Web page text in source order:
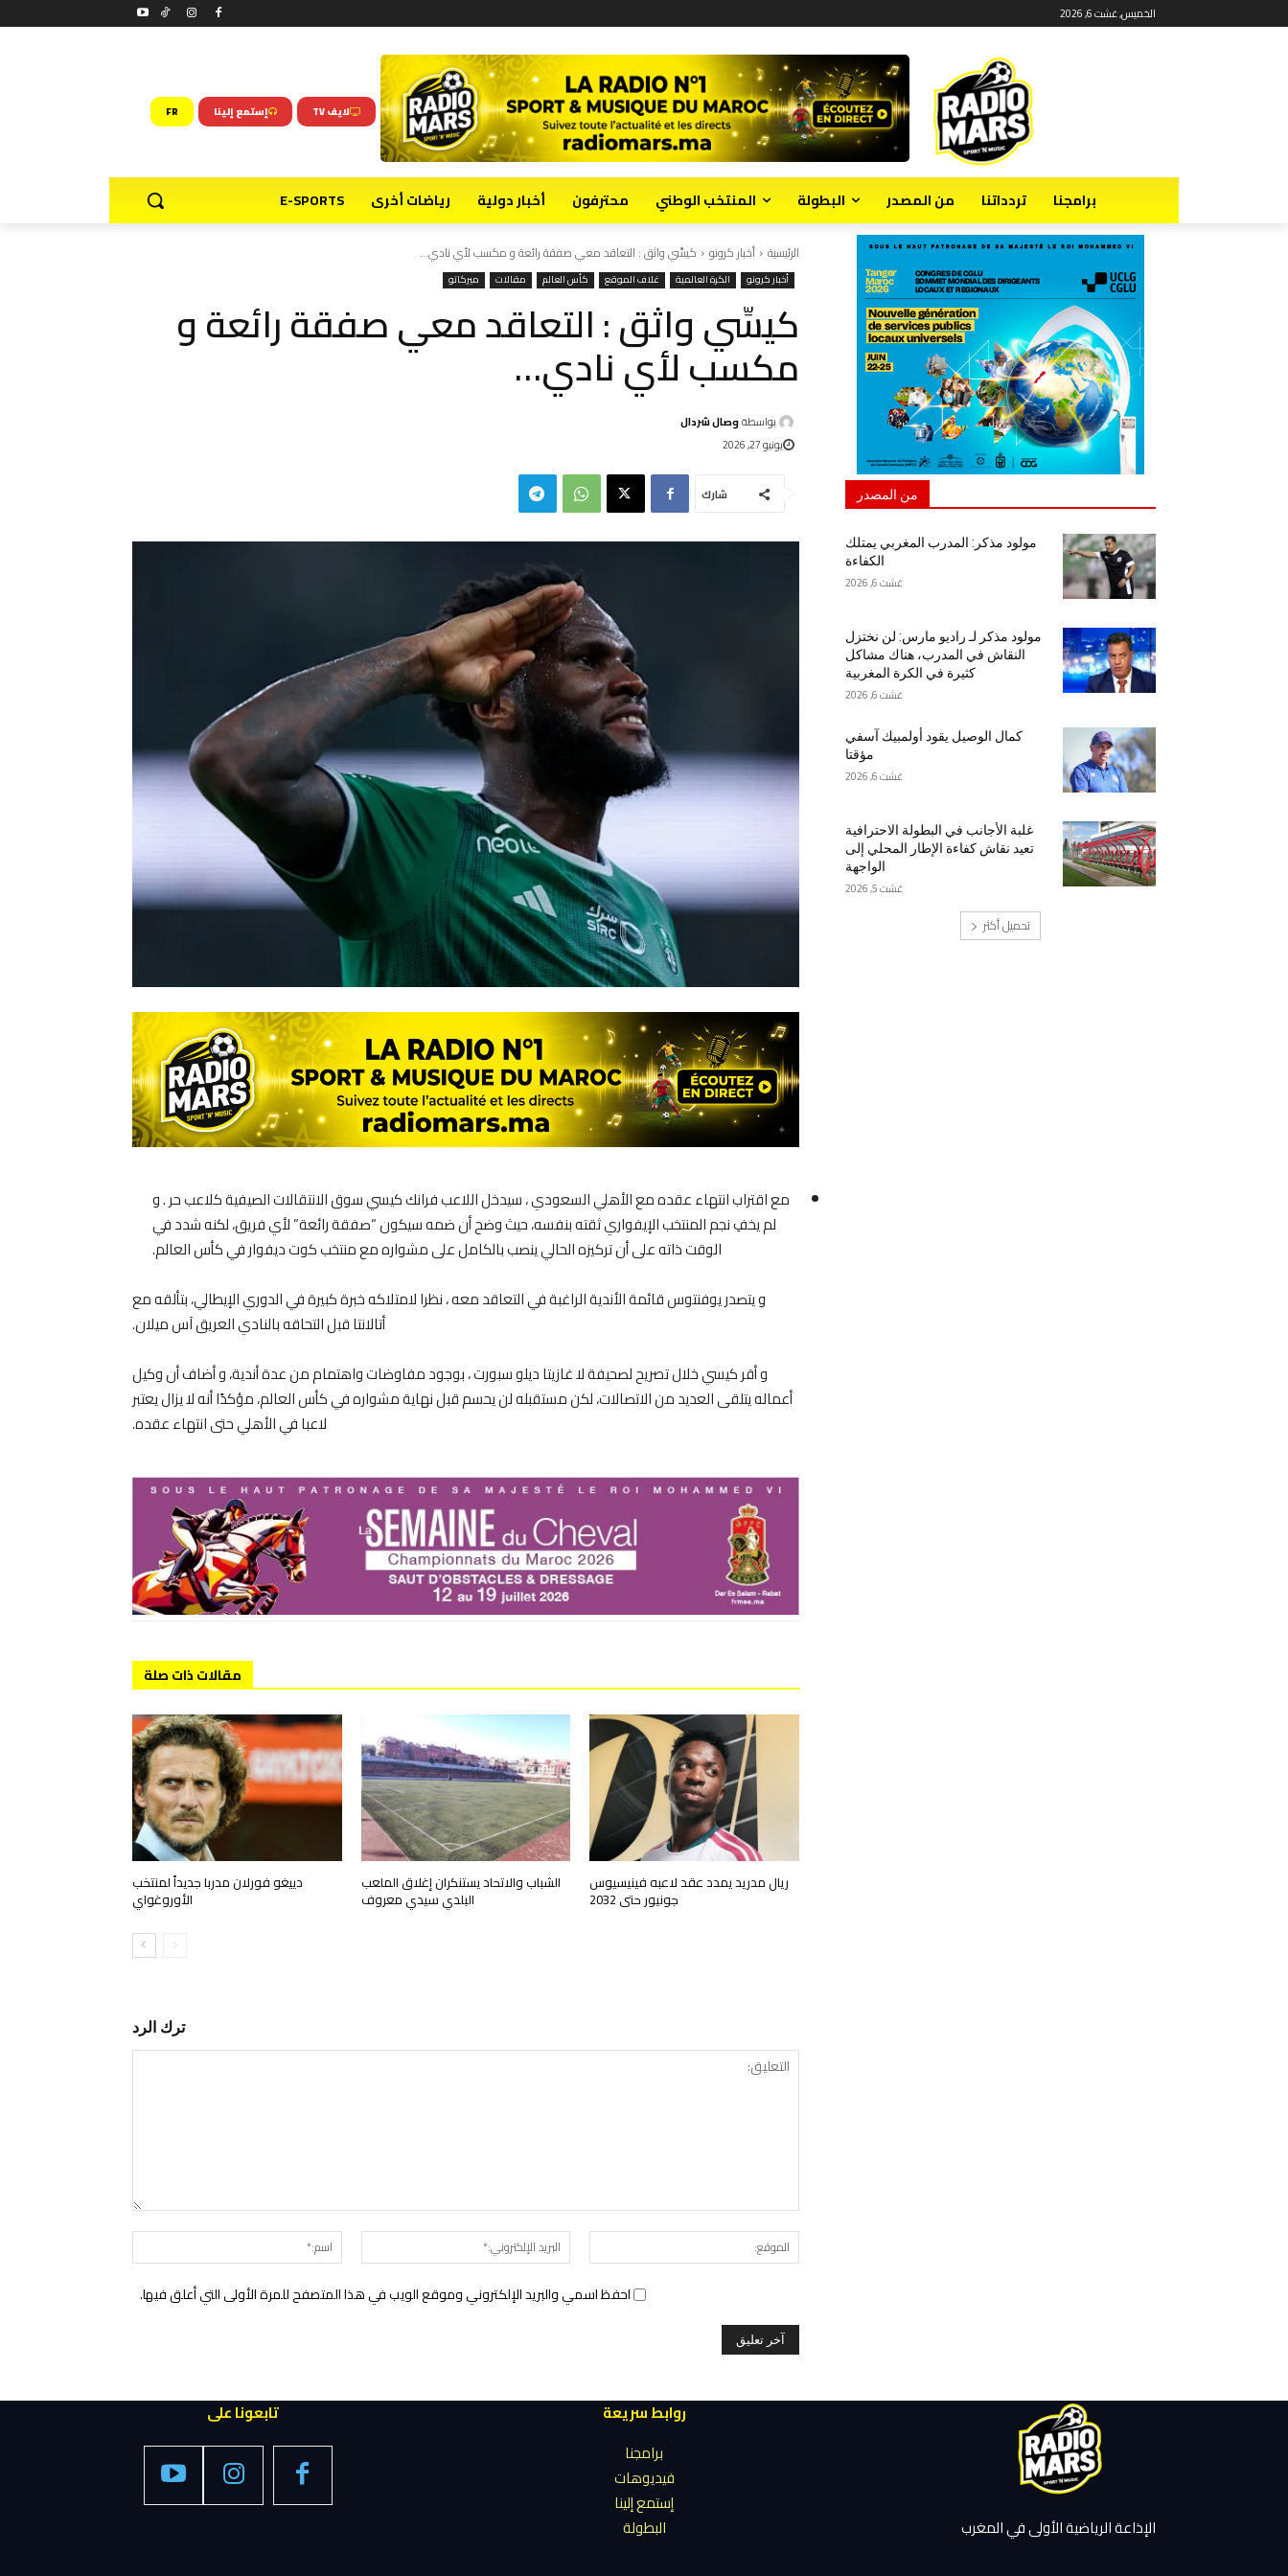
الخميس, غشت 6, 2026
لايف TV إستمع إلينا FR
برامجنا تردداتنا من المصدر البطولة المنتخب الوطني محترفون أخبار دولية رياضات أخرى E-SPORTS
الرئيسية أخبار كرونو كيسِّي واثق : التعاقد معي صفقة رائعة و مكسب لأي نادي…
أخبار كرونو الكرة العالمية غلاف الموقع كأس العالم مقالات ميركاتو
كيسِّي واثق : التعاقد معي صفقة رائعة و
مكسب لأي نادي…
بواسطةوصال شردال
يونيو 27, 2026
شارك
مع اقتراب انتهاء عقده مع الأهلي السعودي ، سيدخل اللاعب فرانك كيسي سوق الانتقالات الصيفية كلاعب حر . و
لم يخفِ نجم المنتخب الإيفواري ثقته بنفسه، حيث وضح أن ضمه سيكون “صفقة رائعة” لأي فريق، لكنه شدد في
الوقت ذاته على أن تركيزه الحالي ينصب بالكامل على مشواره مع منتخب كوت ديفوار في كأس العالم.
و يتصدر يوفنتوس قائمة الأندية الراغبة في التعاقد معه ، نظرا لامتلاكه خبرة كبيرة في الدوري الإيطالي، بتألقه مع
أتالانتا قبل التحاقه بالنادي العريق آس ميلان.
و أقر كيسي خلال تصريح لصحيفة لاغازيتاديلوسبورت ، بوجود مفاوضات واهتمام من عدة أندية، و أضاف أن وكيل
أعماله يتلقى العديد من الاتصالات، لكن مستقبله لن يحسم قبل نهاية مشواره في كأس العالم، مؤكدًا أنه لا يزال يعتبر
لاعبا في الأهلي حتى انتهاء عقده.
مقالات ذات صلة
ريال مدريد يمدد عقد لاعبه فينيسيوس
جونيور حتى 2032
الشباب والاتحاد يستنكران إغلاق الملعب
البلدي سيدي معروف
دييغو فورلان مدربا جديداً لمنتخب
الأوروغواي
ترك الرد
التعليق:
اسم:*
البريد
الإلكتروني:*
الموقع:
احفظ اسمي والبريد الإلكتروني وموقع الويب في هذا المتصفح للمرة الأولى التي أعلق فيها.
من المصدر
مولود مذكر: المدرب المغربي يمتلك
الكفاءة
غشت 6, 2026
مولود مذكر لـ راديو مارس: لن نختزل
النقاش في المدرب، هناك مشاكل
كثيرة في الكرة المغربية
غشت 6, 2026
كمال الوصيل يقود أولمبيك آسفي
مؤقتا
غشت 6, 2026
غلبة الأجانب في البطولة الاحترافية
تعيد نقاش كفاءة الإطار المحلي إلى
الواجهة
غشت 5, 2026
تحميل أكثر
تابعونا على
روابط سريعة
برامجنا
فيديوهات
إستمع إلينا
البطولة
الإذاعة الرياضية الأولى في المغرب